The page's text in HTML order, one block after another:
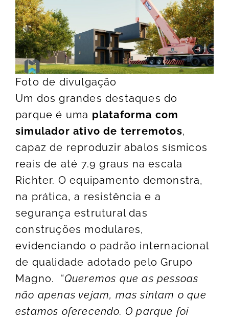
Foto de divulgação
Um dos grandes destaques do
parque é uma plataforma com
simulador ativo de terremotos,
capaz de reproduzir abalos sísmicos
reais de até 7.9 graus na escala
Richter. O equipamento demonstra,
na prática, a resistência e a
segurança estrutural das
construções modulares,
evidenciando o padrão internacional
de qualidade adotado pelo Grupo
Magno. “Queremos que as pessoas
não apenas vejam, mas sintam o que
estamos oferecendo. O parque foi